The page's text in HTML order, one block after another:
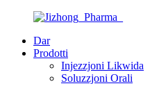
Dar
Prodotti
Injezzjoni Likwida
Soluzzjoni Orali